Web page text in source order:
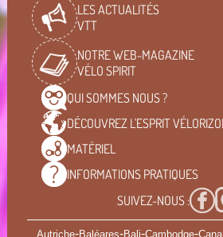
LES ACTUALITÉS
VTT
NOTRE WEB-MAGAZINE
VÉLO SPIRIT
QUI SOMMES NOUS ?
DÉCOUVREZ L'ESPRIT
MATÉRIEL
INFORMATIONS PRATIQUES
SUIVEZ-NOUS :
Autriche-Baléares-Bali-Cambodge-